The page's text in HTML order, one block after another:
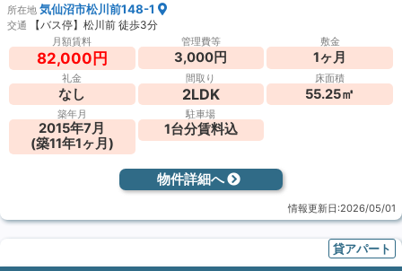
所在地 気仙沼市松川前148-1
交通 【バス停】松川前 徒歩3分
月額賃料
82,000円
管理費等
3,000円
敷金
1ヶ月
礼金
なし
間取り
2LDK
床面積
55.25㎡
築年月
2015年7月
(築11年1ヶ月)
駐車場
1台分賃料込
物件詳細へ
情報更新日:2026/05/01
貸アパート